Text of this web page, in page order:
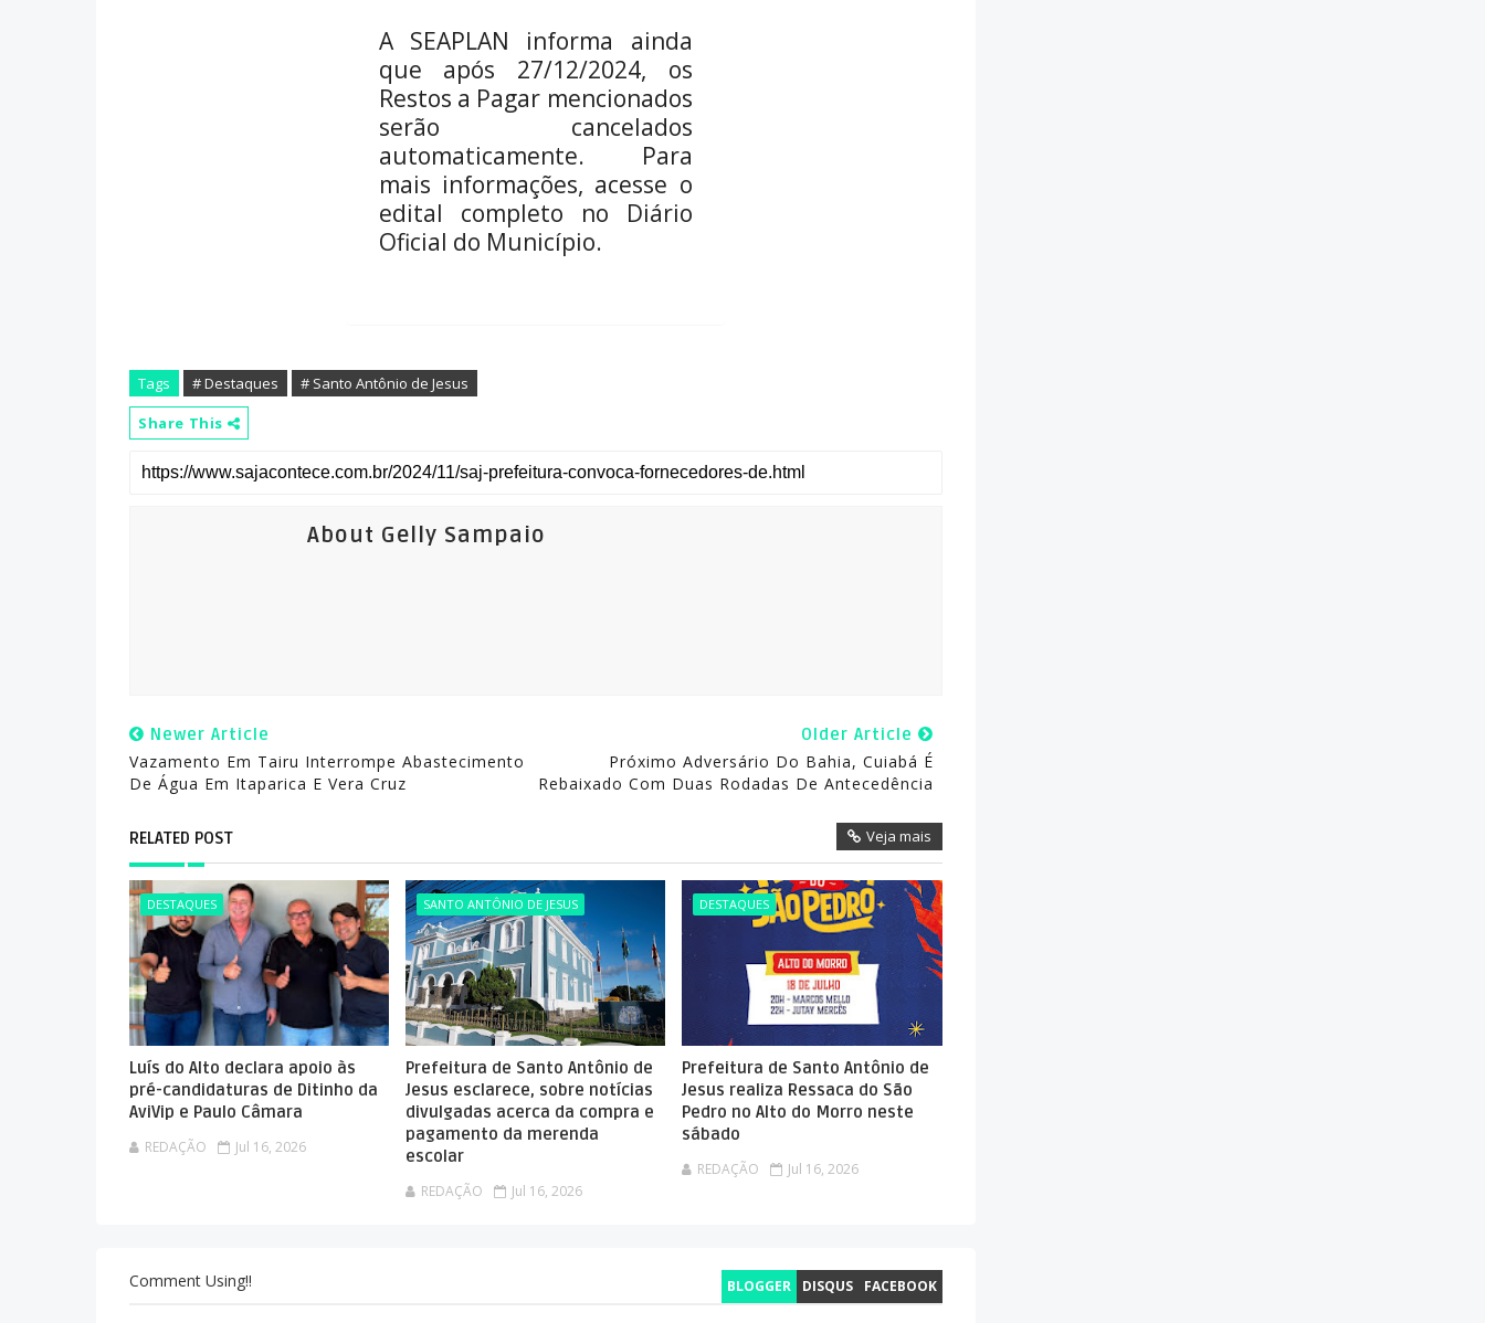
A SEAPLAN informa ainda
que após 27/12/2024, os
Restos a Pagar mencionados
serão cancelados
automaticamente. Para
mais informações, acesse o
edital completo no Diário
Oficial do Município.
Tags # Destaques
# Santo Antônio de Jesus
Share This
About Gelly Sampaio
Newer Article
Vazamento Em Tairu Interrompe Abastecimento
De Água Em Itaparica E Vera Cruz
Older Article
Próximo Adversário Do Bahia, Cuiabá É
Rebaixado Com Duas Rodadas De Antecedência
RELATED POST Veja mais
DESTAQUES
Luís do Alto declara apoio às
pré-candidaturas de Ditinho da
AviVip e Paulo Câmara
REDAÇÃO Jul 16, 2026
SANTO ANTÔNIO DE JESUS
Prefeitura de Santo Antônio de
Jesus esclarece, sobre notícias
divulgadas acerca da compra e
pagamento da merenda
escolar
REDAÇÃO Jul 16, 2026
DESTAQUES
Prefeitura de Santo Antônio de
Jesus realiza Ressaca do São
Pedro no Alto do Morro neste
sábado
REDAÇÃO Jul 16, 2026
BLOGGER DISQUS FACEBOOK
Comment Using!!